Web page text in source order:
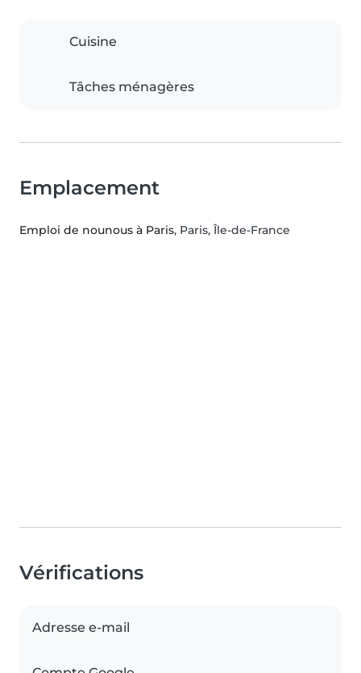
Cuisine
Tâches ménagères
Emplacement
Emploi de nounous à Paris, Paris, Île-de-France
Vérifications
Adresse e-mail